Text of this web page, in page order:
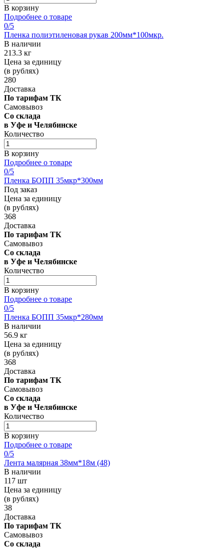
В корзину
Подробнее о товаре
0/5
Пленка полиэтиленовая рукав 200мм*100мкр.
В наличии
213.3 кг
Цена за единицу
(в рублях)
280
Доставка
По тарифам ТК
Самовывоз
Со склада
в Уфе и Челябинске
Количество
В корзину
Подробнее о товаре
0/5
Пленка БОПП 35мкр*300мм
Под заказ
Цена за единицу
(в рублях)
368
Доставка
По тарифам ТК
Самовывоз
Со склада
в Уфе и Челябинске
Количество
В корзину
Подробнее о товаре
0/5
Пленка БОПП 35мкр*280мм
В наличии
56.9 кг
Цена за единицу
(в рублях)
368
Доставка
По тарифам ТК
Самовывоз
Со склада
в Уфе и Челябинске
Количество
В корзину
Подробнее о товаре
0/5
Лента малярная 38мм*18м (48)
В наличии
117 шт
Цена за единицу
(в рублях)
38
Доставка
По тарифам ТК
Самовывоз
Со склада